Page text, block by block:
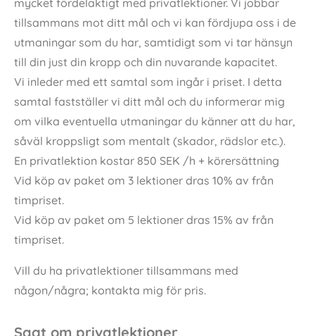
Privatlektioner
Om du vill fördjupa dig i din yogapraktisering är det
mycket fördelaktigt med privatlektioner. Vi jobbar
tillsammans mot ditt mål och vi kan fördjupa oss i de
utmaningar som du har, samtidigt som vi tar hänsyn
Vi inleder med ett samtal som ingår i priset. I detta